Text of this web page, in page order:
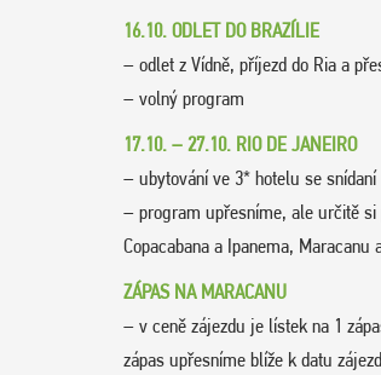
16.10. ODLET DO BRAZÍLIE
– odlet z Vídně, příjezd do Ria a
– volný program
17.10. – 27.10. RIO DE JANEIRO
– ubytování ve 3* hotelu se snídaní
– program upřesníme, ale určitě
Copacabana a Ipanema, Maracanu
ZÁPAS NA MARACANU
– v ceně zájezdu je lístek na 1
zápas upřesníme blíže k datu